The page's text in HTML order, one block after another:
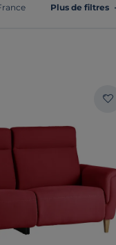
Plus de filtres